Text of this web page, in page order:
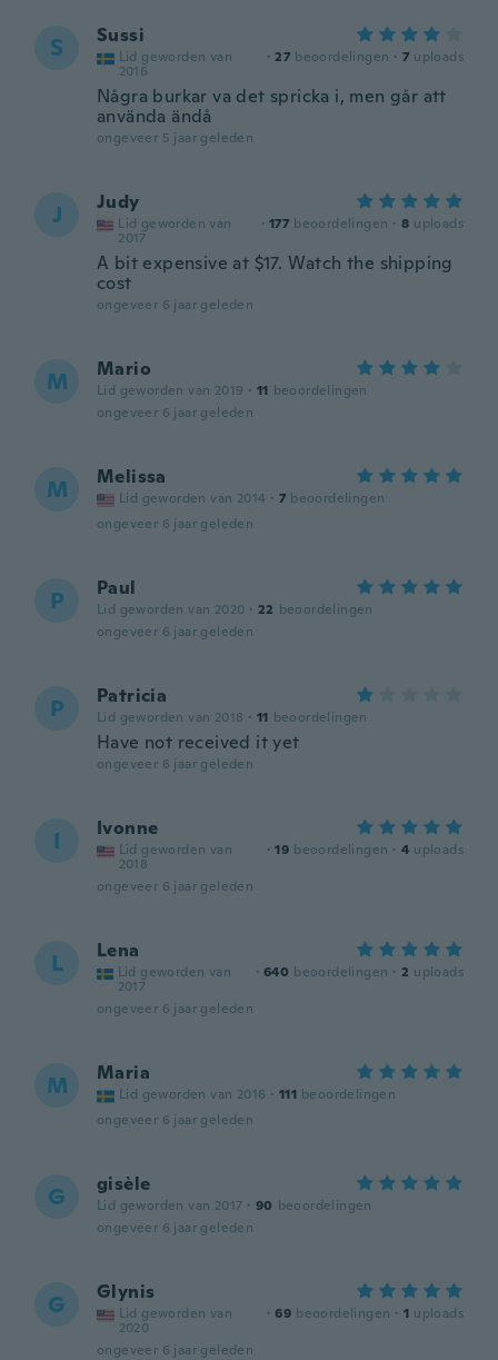
S Sussi
Lid geworden van
2016
· 27 beoordelingen · 7 uploads
Några burkar va det spricka i, men går att
använda ändå
ongeveer 5 jaar geleden
J Judy
Lid geworden van
2017
· 177 beoordelingen · 8 uploads
A bit expensive at $17. Watch the shipping
cost
ongeveer 6 jaar geleden
M Mario
Lid geworden van 2019 · 11 beoordelingen
ongeveer 6 jaar geleden
M Melissa
Lid geworden van 2014 · 7 beoordelingen
ongeveer 6 jaar geleden
P Paul
Lid geworden van 2020 · 22 beoordelingen
ongeveer 6 jaar geleden
P Patricia
Lid geworden van 2018 · 11 beoordelingen
Have not received it yet
ongeveer 6 jaar geleden
I Ivonne
Lid geworden van
2018
· 19 beoordelingen · 4 uploads
ongeveer 6 jaar geleden
L Lena
Lid geworden van
2017
· 640 beoordelingen · 2 uploads
ongeveer 6 jaar geleden
M Maria
Lid geworden van 2016 · 111 beoordelingen
ongeveer 6 jaar geleden
G gisèle
Lid geworden van 2017 · 90 beoordelingen
ongeveer 6 jaar geleden
G Glynis
Lid geworden van
2020
· 69 beoordelingen · 1 uploads
ongeveer 6 jaar geleden